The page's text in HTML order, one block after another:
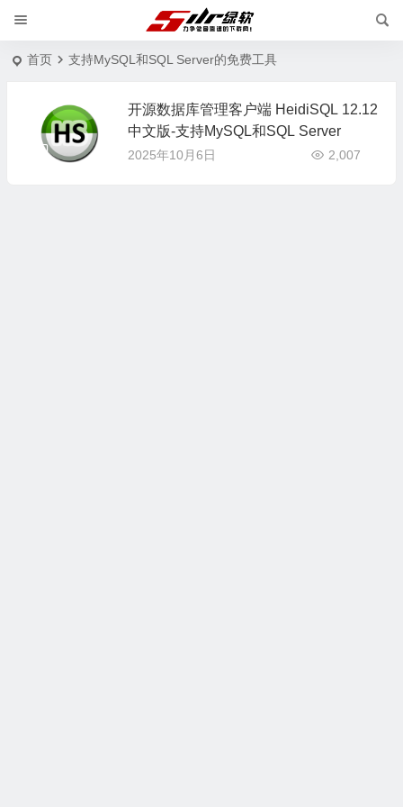
首页 支持MySQL和SQL Server的免费工具
开源数据库管理客户端 HeidiSQL 12.12
中文版-支持MySQL和SQL Server
2025年10月6日 2,007